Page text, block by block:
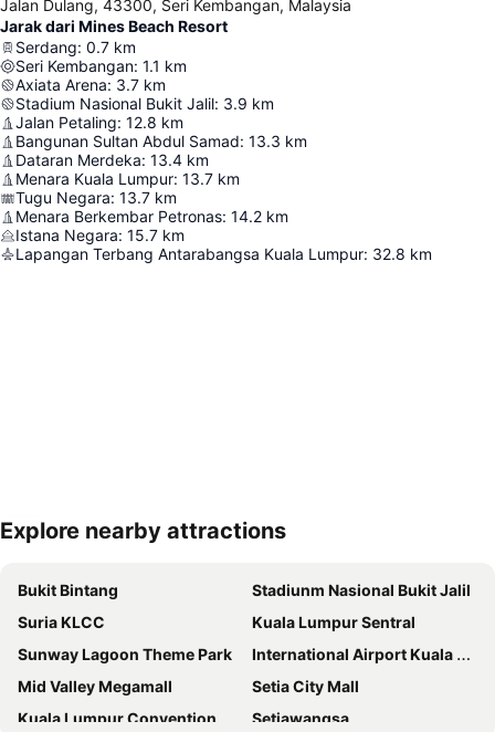
Jalan Dulang, 43300, Seri Kembangan, Malaysia
Jarak dari Mines Beach Resort
Serdang: 0.7 km
Seri Kembangan: 1.1 km
Axiata Arena: 3.7 km
Stadium Nasional Bukit Jalil: 3.9 km
Jalan Petaling: 12.8 km
Bangunan Sultan Abdul Samad: 13.3 km
Dataran Merdeka: 13.4 km
Menara Kuala Lumpur: 13.7 km
Tugu Negara: 13.7 km
Menara Berkembar Petronas: 14.2 km
Istana Negara: 15.7 km
Lapangan Terbang Antarabangsa Kuala Lumpur: 32.8 km
Kembangkan peta
Explore nearby attractions
Bukit Bintang
Stadiunm Nasional Bukit Jalil
Suria KLCC
Kuala Lumpur Sentral
Sunway Lagoon Theme Park
International Airport Kuala Lumpur
Mid Valley Megamall
Setia City Mall
Kuala Lumpur Convention Centre
Setiawangsa